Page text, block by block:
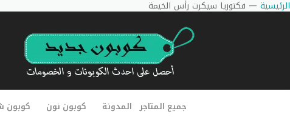
الرئيسية — فكتوريا سيكرت رأس الخيمة
جميع المتاجر المدونة كوبون نون كوبون